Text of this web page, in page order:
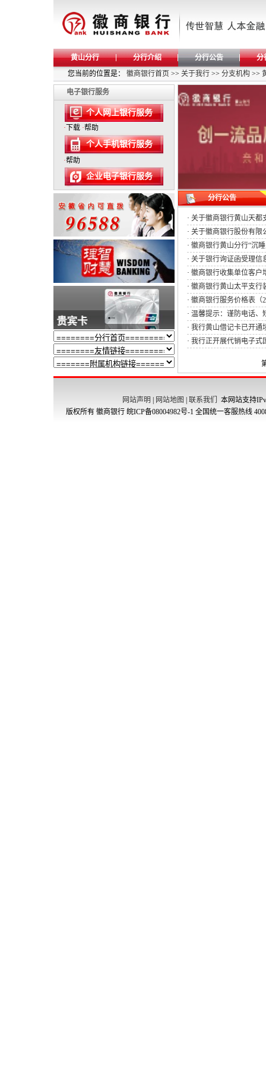
黄山分行 分行介绍 分行公告
分
您当前的位置是： 徽商银行首页 >> 关于我行 >> 分支机构 >>
电子银行服务
个人网上银行服务
· 下载 ·帮助
个人手机银行服务
·帮助
企业电子银行服务
分行公告
· 关于徽商银行黄山天都
· 关于徽商银行股份有限
· 徽商银行黄山分行“沉
· 关于银行询证函受理信
· 徽商银行收集单位客户
· 徽商银行黄山太平支行
· 徽商银行服务价格表（
· 温馨提示：谨防电话、
· 我行黄山借记卡已开通
· 我行正开展代销电子式
网站声明 网站地图 联系我们
本网站支持
版权所有 徽商银行 皖ICP备08004982号-1 全国统一客服热线